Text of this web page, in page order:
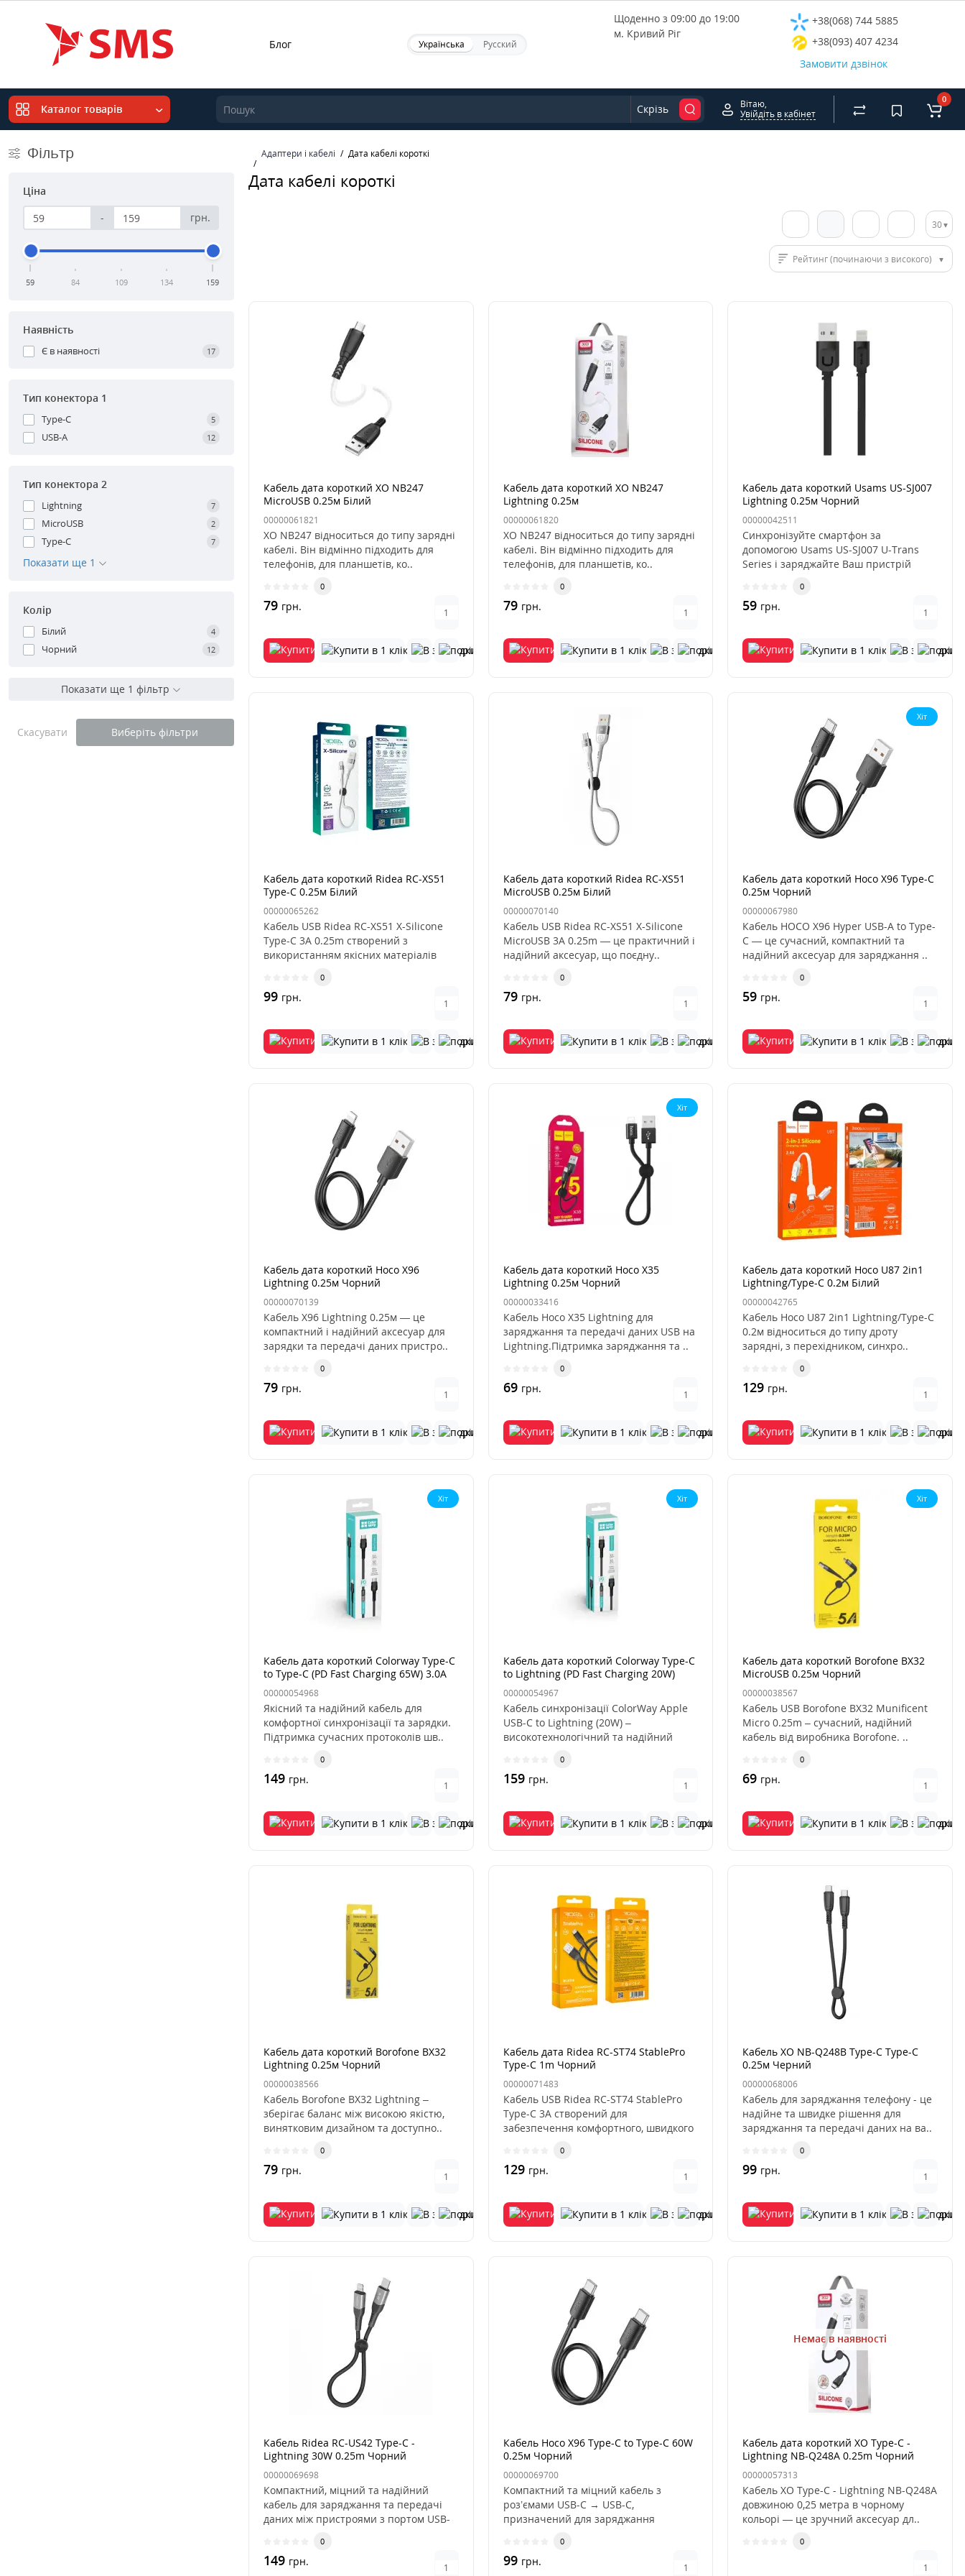
Блог Українська Русский
Щоденно з 09:00 до 19:00
м. Кривий Ріг
+38(068) 744 5885
+38(093) 407 4234
Замовити дзвінок
Каталог товарів Скрізь
Вітаю,
Увійдіть в кабінет
0
Фільтр
Ціна
-
грн.
59 84 109 134 159
Наявність
Є в наявності 17
Тип конектора 1
Type-C 5
USB-A 12
Тип конектора 2
Lightning 7
MicroUSB 2
Type-C 7
Показати ще 1
Колір
Білий 4
Чорний 12
Показати ще 1 фільтр
Скасувати Виберіть фільтри
Адаптери і кабелі Дата кабелі короткі
Дата кабелі короткі
30
Рейтинг (починаючи з високого)
Кабель дата короткий XO NB247
MicroUSB 0.25м Білий
00000061821
XO NB247 відноситься до типу зарядні
кабелі. Він відмінно підходить для
телефонів, для планшетів, ко..
0
79 грн.
Кабель дата короткий XO NB247
Lightning 0.25м
00000061820
XO NB247 відноситься до типу зарядні
кабелі. Він відмінно підходить для
телефонів, для планшетів, ко..
0
79 грн.
Кабель дата короткий Usams US-SJ007
Lightning 0.25м Чорний
00000042511
Синхронізуйте смартфон за
допомогою Usams US-SJ007 U-Trans
Series і заряджайте Ваш пристрій
0
59 грн.
Кабель дата короткий Ridea RC-XS51
Type-C 0.25м Білий
00000065262
Кабель USB Ridea RC-XS51 X-Silicone
Type-C 3A 0.25m створений з
використанням якісних матеріалів
0
99 грн.
Кабель дата короткий Ridea RC-XS51
MicroUSB 0.25м Білий
00000070140
Кабель USB Ridea RC-XS51 X-Silicone
MicroUSB 3A 0.25m — це практичний і
надійний аксесуар, що поєдну..
0
79 грн.
Хіт
Кабель дата короткий Hoco X96 Type-C
0.25м Чорний
00000067980
Кабель HOCO X96 Hyper USB-A to Type-
C — це сучасний, компактний та
надійний аксесуар для заряджання ..
0
59 грн.
Кабель дата короткий Hoco X96
Lightning 0.25м Чорний
00000070139
Кабель X96 Lightning 0.25м — це
компактний і надійний аксесуар для
зарядки та передачі даних пристро..
0
79 грн.
Хіт
Кабель дата короткий Hoco X35
Lightning 0.25м Чорний
00000033416
Кабель Hoco X35 Lightning для
заряджання та передачі даних USB на
Lightning.Підтримка заряджання та ..
0
69 грн.
Кабель дата короткий Hoco U87 2in1
Lightning/Type-C 0.2м Білий
00000042765
Кабель Hoco U87 2in1 Lightning/Type-C
0.2м відноситься до типу дроту
зарядні, з перехідником, синхро..
0
129 грн.
Хіт
Кабель дата короткий Colorway Type-C
to Type-C (PD Fast Charging 65W) 3.0А
30cм Чорний
00000054968
Якісний та надійний кабель для
комфортної синхронізації та зарядки.
Підтримка сучасних протоколів шв..
0
149 грн.
Хіт
Кабель дата короткий Colorway Type-C
to Lightning (PD Fast Charging 20W)
3.0А 30cм Чорний
00000054967
Кабель синхронізації ColorWay Apple
USB-C to Lightning (20W) –
високотехнологічний та надійний
0
159 грн.
Хіт
Кабель дата короткий Borofone BX32
MicroUSB 0.25м Чорний
00000038567
Кабель USB Borofone BX32 Munificent
Micro 0.25m – сучасний, надійний
кабель від виробника Borofone. ..
0
69 грн.
Кабель дата короткий Borofone BX32
Lightning 0.25м Чорний
00000038566
Кабель Borofone BX32 Lightning –
зберігає баланс між високою якістю,
винятковим дизайном та доступно..
0
79 грн.
Кабель дата Ridea RC-ST74 StablePro
Type-C 1m Чорний
00000071483
Кабель USB Ridea RC-ST74 StablePro
Type-C 3A створений для
забезпечення комфортного, швидкого
0
129 грн.
Кабель XO NB-Q248B Type-C Type-C
0.25м Черний
00000068006
Кабель для заряджання телефону - це
надійне та швидке рішення для
заряджання та передачі даних на ва..
0
99 грн.
Кабель Ridea RC-US42 Type-C -
Lightning 30W 0.25m Чорний
00000069698
Компактний, міцний та надійний
кабель для заряджання та передачі
даних між пристроями з портом USB-
0
149 грн.
Кабель Hoco X96 Type-C to Type-C 60W
0.25м Чорний
00000069700
Компактний та міцний кабель з
роз’ємами USB-C → USB-C,
призначений для заряджання
0
99 грн.
Немає в наявності
Кабель дата короткий XO Type-C -
Lightning NB-Q248A 0.25m Чорний
00000057313
Кабель XO Type-C - Lightning NB-Q248A
довжиною 0,25 метра в чорному
кольорі — це зручний аксесуар дл..
0